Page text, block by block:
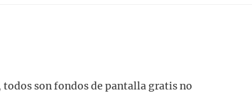
son fondos de pantalla gratis no